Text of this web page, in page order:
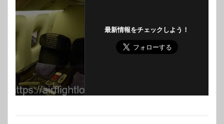
最新情報をチェックしよう！